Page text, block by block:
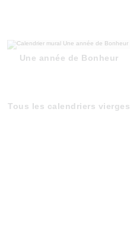
Une année de Bonheur
Tous les calendriers vierges